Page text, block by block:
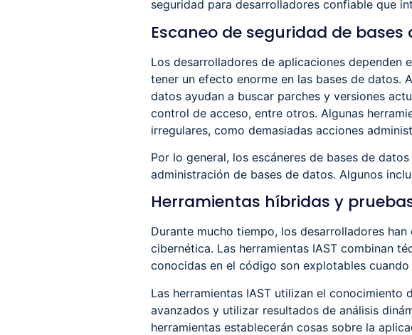
seguridad para desarrolladores confiable que
Escaneo de seguridad de bases
Los desarrolladores de aplicaciones dependen
tener un efecto enorme en las bases de datos.
datos ayudan a buscar parches y versiones
control de acceso, entre otros. Algunas
irregulares, como demasiadas acciones
Por lo general, los escáneres de bases de
administración de bases de datos. Algunos
Herramientas híbridas y
Durante mucho tiempo, los desarrolladores
cibernética. Las herramientas IAST combinan
conocidas en el código son explotables
Las herramientas IAST utilizan el
avanzados y utilizar resultados de análisis
herramientas establecerán cosas sobre la